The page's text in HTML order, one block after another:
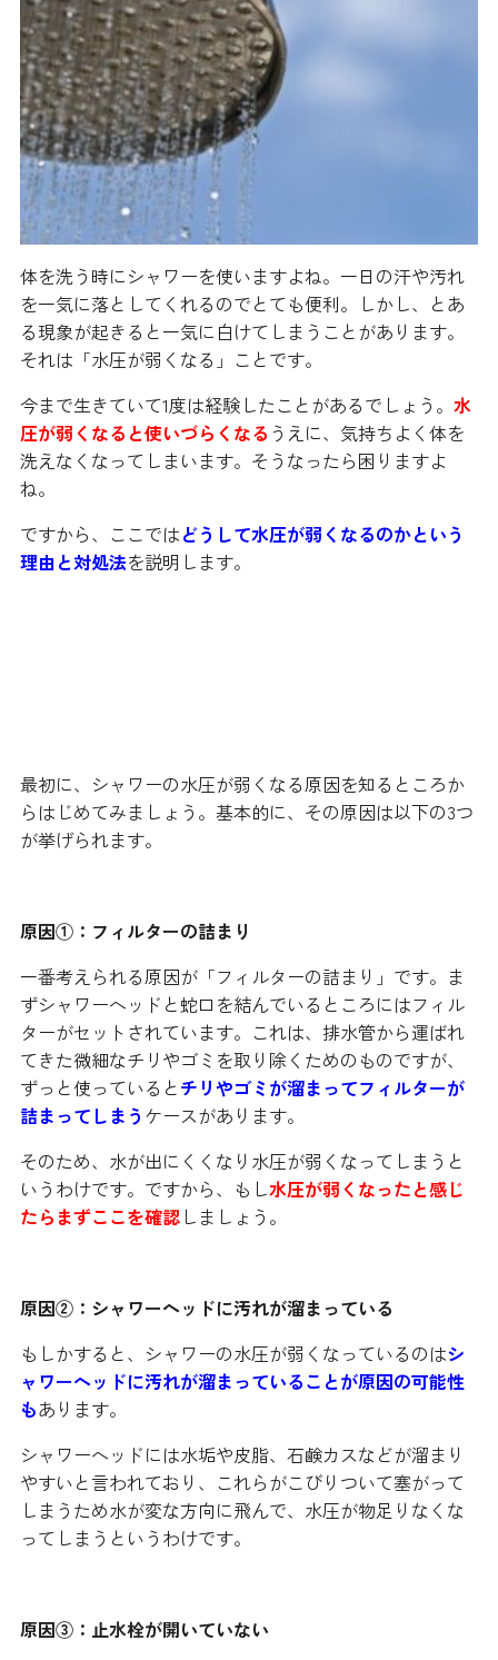
体を洗う時にシャワーを使いますよね。一日の汗や汚れ
を一気に落としてくれるのでとても便利。しかし、とあ
る現象が起きると一気に白けてしまうことがあります。
それは「水圧が弱くなる」ことです。
今まで生きていて1度は経験したことがあるでしょう。 水
圧が弱くなると使いづらくなる うえに、気持ちよく体を
洗えなくなってしまいます。そうなったら困りますよ
ね。
ですから、ここではどうして水圧が弱くなるのかという
理由と対処法を説明します。
最初に、シャワーの水圧が弱くなる原因を知るところか
らはじめてみましょう。基本的に、その原因は以下の3つ
が挙げられます。
原因①：フィルターの詰まり
一番考えられる原因が「フィルターの詰まり」です。ま
ずシャワーヘッドと蛇口を結んでいるところにはフィル
ターがセットされています。これは、排水管から運ばれ
てきた微細なチリやゴミを取り除くためのものですが、
ずっと使っているとチリやゴミが溜まってフィルターが
詰まってしまう ケースがあります。
そのため、水が出にくくなり水圧が弱くなってしまうと
いうわけです。ですから、もし水圧が弱くなったと感じ
たらまずここを確認しましょう。
原因②：シャワーヘッドに汚れが溜まっている
もしかすると、シャワーの水圧が弱くなっているのはシ
ャワーヘッドに汚れが溜まっていることが原因の可能性
もあります。
シャワーヘッドには水垢や皮脂、石鹸カスなどが溜まり
やすいと言われており、これらがこびりついて塞がって
しまうため水が変な方向に飛んで、水圧が物足りなくな
ってしまうというわけです。
原因③：止水栓が開いていない